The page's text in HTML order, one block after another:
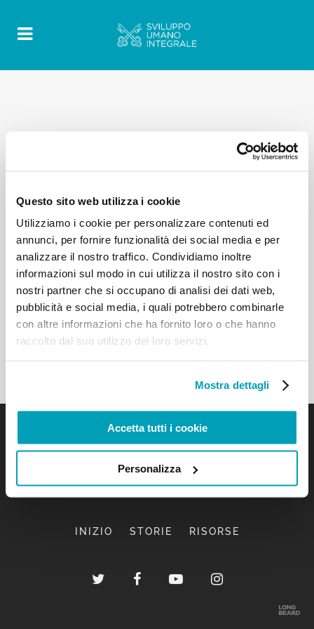
Questo sito web utilizza i cookie
Utilizziamo i cookie per personalizzare contenuti ed
annunci, per fornire funzionalità dei social media e per
analizzare il nostro traffico. Condividiamo inoltre
informazioni sul modo in cui utilizza il nostro sito con i
nostri partner che si occupano di analisi dei dati web,
pubblicità e social media, i quali potrebbero combinarle
con altre informazioni che ha fornito loro o che hanno
raccolto dal suo utilizzo dei loro servizi.
Mostra dettagli
Accetta tutti i cookie
Personalizza
INIZIO STORIE RISORSE